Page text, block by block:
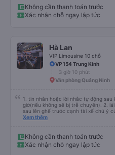
Không cần thanh toán trước
Xác nhận chỗ ngay lập tức
Hà Lan
VIP Limousine 10 chỗ
VP 154 Trung Kính
3 giờ 10 phút
Văn phòng Quảng Ninh
1. tin nhắn hoặc lời nhắc tự động
giờ(nếu không sẽ bị trễ chuyến). 2. lái xe khi dừng đỗ cho khách đổi từ ghế
sau lên ghế trước cạnh tài xế chú ý cửa lên tránh miệng cống(để đảm bảo
an toàn cho khách- tại HN: miệng
Tng kịp 20h, để khách nối chuyến Xe
Xem thêm
Không cần thanh toán trước
Xác nhận chỗ ngay lập tức